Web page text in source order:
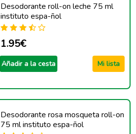
Desodorante roll-on leche 75 ml
instituto espa-ñol
1.95€
Añadir a la cesta Mi lista
Desodorante rosa mosqueta roll-on
75 ml instituto espa-ñol